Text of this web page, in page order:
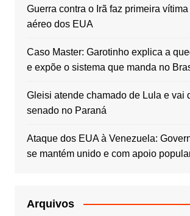
Guerra contra o Irã faz primeira
aéreo dos EUA
Caso Master: Garotinho explica a
e expõe o sistema que manda no
Gleisi atende chamado de Lula e vai
senado no Paraná
Ataque dos EUA à Venezuela:
se mantém unido e com apoio
Arquivos